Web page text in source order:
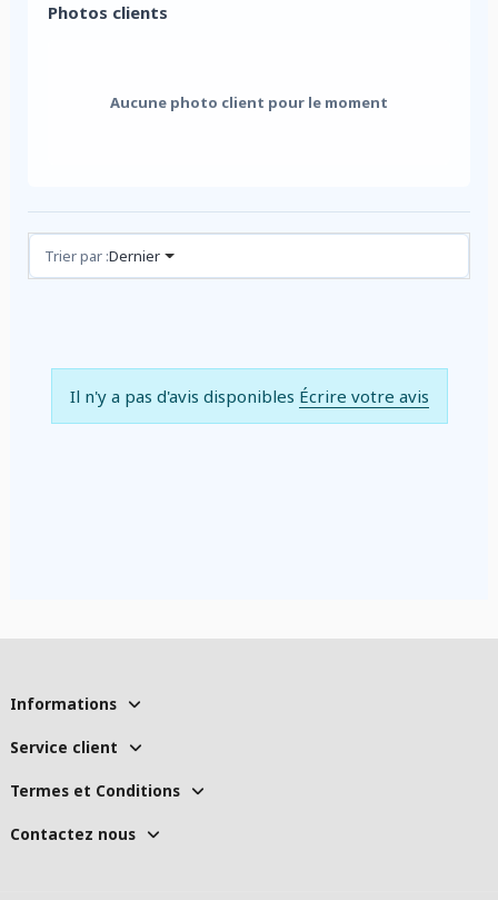
Photos clients
Aucune photo client pour le moment
Avis (0)
Trier par :Dernier
Il n'y a pas d'avis disponibles Écrire votre avis
Informations
Service client
Termes et Conditions
Contactez nous